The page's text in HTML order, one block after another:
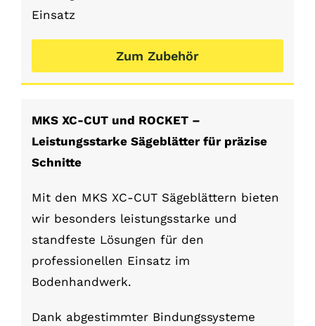
Einsatz
Zum Zubehör
MKS XC-CUT und ROCKET –
Leistungsstarke Sägeblätter für präzise
Schnitte
Mit den MKS XC-CUT Sägeblättern bieten
wir besonders leistungsstarke und
standfeste Lösungen für den
professionellen Einsatz im
Bodenhandwerk.
Dank abgestimmter Bindungssysteme